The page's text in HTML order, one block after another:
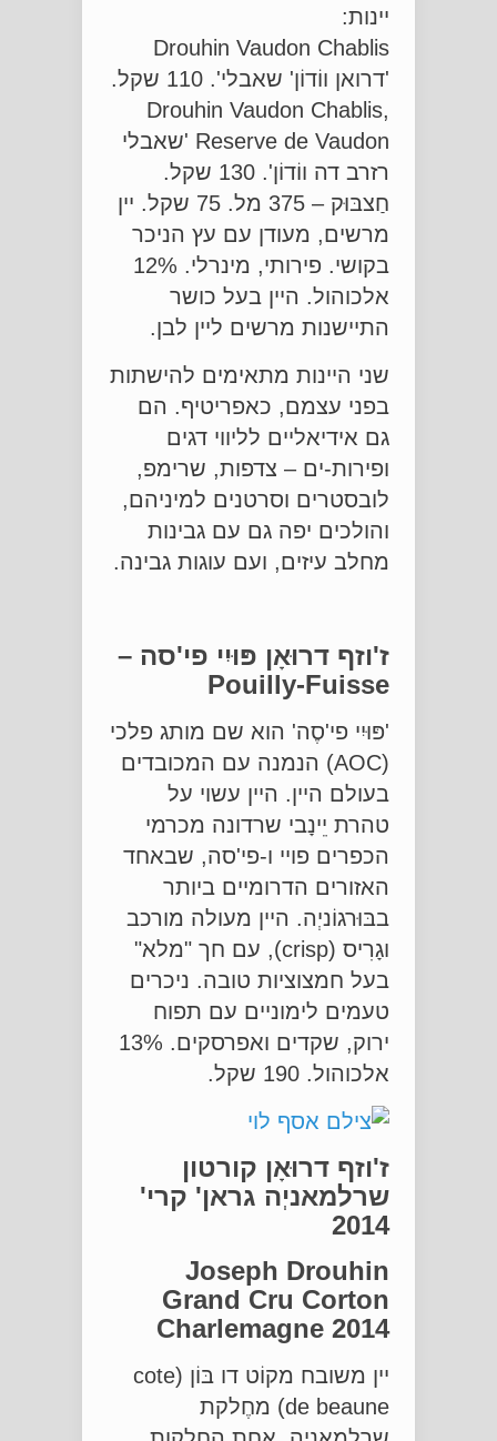
יינות:
Drouhin Vaudon Chablis
'דרואן ווֹדוֹן' שאבלי'. 110 שקל.
Drouhin Vaudon Chablis,
Reserve de Vaudon 'שאבלי
רזרב דה ווֹדוֹן'. 130 שקל.
חַצבּוּק – 375 מל. 75 שקל. יין
מרשים, מעודן עם עץ הניכר
בקושי. פירותי, מינרלי. 12%
אלכוהול. היין בעל כושר
התיישנות מרשים ליין לבן.
שני היינות מתאימים להישתות
בפני עצמם, כאפריטיף. הם
גם אידיאליים לליווי דגים
ופירות-ים – צדפות, שרימפ,
לובסטרים וסרטנים למיניהם,
והולכים יפה גם עם גבינות
מחלב עיזים, ועם עוגות גבינה.
ז'וזף דרוּאָן פּוּיִי פי'סה –
Pouilly-Fuisse
'פּוּיִי פי'סֶה' הוא שם מותג פלכי
(AOC) הנמנה עם המכובדים
בעולם היין. היין עשוי על
טהרת יֵינָבי שרדונה מכרמי
הכפרים פויי ו-פי'סה, שבאחד
האזורים הדרומיים ביותר
בבּוּרגוֹניְה. היין מעולה מורכב
וגָרִיס (crisp), עם חך "מלא"
בעל חמצוציות טובה. ניכרים
טעמים לימוניים עם תפוח
ירוק, שקדים ואפרסקים. 13%
אלכוהול. 190 שקל.
ז'וזף דרוּאָן קורטון
שרלמאניְה גראן' קרי'
2014
Joseph Drouhin
Grand Cru Corton
Charlemagne 2014
יין משובח מקוֹט דו בּוֹן (cote
de beaune) מחֶלקת